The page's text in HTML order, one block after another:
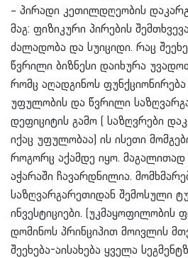
– პირადი კეთილდღეობის
მაგ: ფიზიკური პირების
ძალადობა და სუიციდი. რაც
წვრილი ბიზნესი დაიხურა
რომც აღადგინოს
უფულობის და წვრილი
დეფიციტის გამო ( საზღვრები
იქაც უფულობაა) ის ისეთი
როგორც აქამდე იყო. მაგალითად
აჭარაში ჩავარდნილია.
საზღვარგარეთიდან შემოსული
ინვესტიციები. (უკმაყოფილობის
დომინოს პრინციპით მოივლის
შეეხება-აისახება ყველა